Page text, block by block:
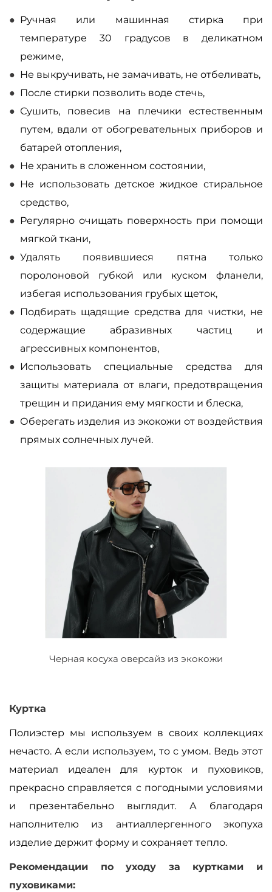
Ручная или машинная стирка при
температуре 30 градусов в деликатном
режиме,
Не выкручивать, не замачивать, не отбеливать,
После стирки позволить воде стечь,
Сушить, повесив на плечики естественным
путем, вдали от обогревательных приборов и
батарей отопления,
Не хранить в сложенном состоянии,
Не использовать детское жидкое стиральное
средство,
Регулярно очищать поверхность при помощи
мягкой ткани,
Удалять появившиеся пятна только
поролоновой губкой или куском фланели,
избегая использования грубых щеток,
Подбирать щадящие средства для чистки, не
содержащие абразивных частиц и
агрессивных компонентов,
Использовать специальные средства для
защиты материала от влаги, предотвращения
трещин и придания ему мягкости и блеска,
Оберегать изделия из экокожи от воздействия
прямых солнечных лучей.
Черная косуха оверсайз из экокожи
Куртка
Полиэстер мы используем в своих коллекциях
нечасто. А если используем, то с умом. Ведь этот
материал идеален для курток и пуховиков,
прекрасно справляется с погодными условиями
и презентабельно выглядит. А благодаря
наполнителю из антиаллергенного экопуха
изделие держит форму и сохраняет тепло.
Рекомендации по уходу за куртками и
пуховиками: